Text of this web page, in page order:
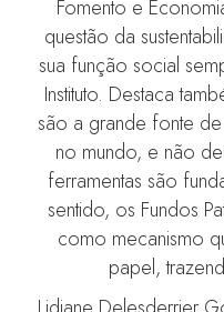
Fomento e
questão da
sua função social
Instituto. Destaca
são a grande fonte de
no mundo, e não
ferramentas são
sentido, os Fundos
como mecanismo
papel,